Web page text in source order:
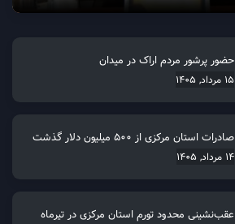
حضور پرشور مردم اراک در میدان
15 مرداد, 1405
صادرات استان مرکزی از 500 میلیون دلار گذشت
14 مرداد, 1405
عقب‌نشینی محدود تورم استان مرکزی در تیرماه